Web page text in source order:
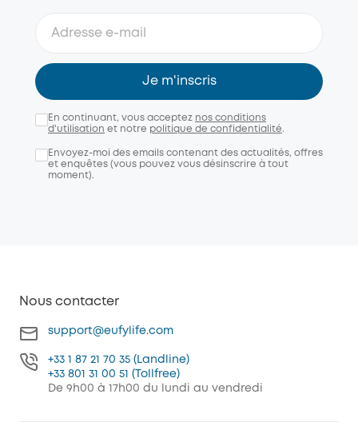
Je m'inscris
En continuant, vous acceptez nos conditions
d'utilisation et notre politique de confidentialité.
Envoyez-moi des emails contenant des actualités, offres
et enquêtes (vous pouvez vous désinscrire à tout
moment).
Nous contacter
support@eufylife.com
+33 1 87 21 70 35 (Landline)
+33 801 31 00 51 (Tollfree)
De 9h00 à 17h00 du lundi au vendredi